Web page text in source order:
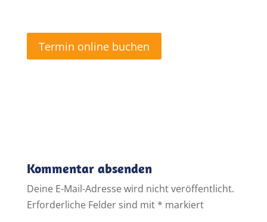
Termin online buchen
Kommentar absenden
Deine E-Mail-Adresse wird nicht veröffentlicht.
Erforderliche Felder sind mit * markiert